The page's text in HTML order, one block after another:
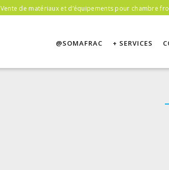
Vente de matériaux et d’équipements pour chambre
@SOMAFRAC + SERVICES